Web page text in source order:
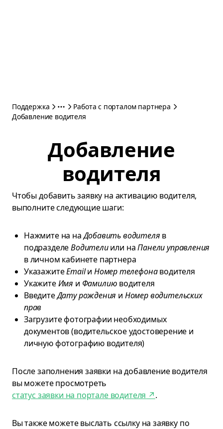
Поддержка
Работа с порталом партнера
Добавление водителя
Добавление
водителя
Чтобы добавить заявку на активацию водителя,
выполните следующие шаги:
Нажмите на наДобавить водителя в
подразделеВодителиили наПанели управления
в личном кабинете партнера
УказажитеEmailи Номер телефонаводителя
УкажитеИмя и Фамилию водителя
ВведитеДату рождения и Номер водительских
прав
Загрузите фотографии необходимых
документов (водительское удостоверение и
личную фотографию водителя)
После заполнения заявки на добавление водителя
вы можете просмотреть
статус заявки на портале водителя ↗.
Вы также можете выслать ссылку на заявку по